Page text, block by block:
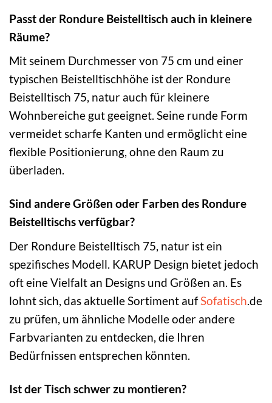
Passt der Rondure Beistelltisch auch in kleinere
Räume?
Mit seinem Durchmesser von 75 cm und einer
typischen Beistelltischhöhe ist der Rondure
Beistelltisch 75, natur auch für kleinere
Wohnbereiche gut geeignet. Seine runde Form
vermeidet scharfe Kanten und ermöglicht eine
flexible Positionierung, ohne den Raum zu
überladen.
Sind andere Größen oder Farben des Rondure
Beistelltischs verfügbar?
Der Rondure Beistelltisch 75, natur ist ein
spezifisches Modell. KARUP Design bietet jedoch
oft eine Vielfalt an Designs und Größen an. Es
lohnt sich, das aktuelle Sortiment aufSofatisch.de
zu prüfen, um ähnliche Modelle oder andere
Farbvarianten zu entdecken, die Ihren
Bedürfnissen entsprechen könnten.
Ist der Tisch schwer zu montieren?